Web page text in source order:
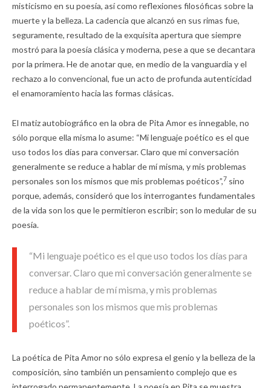
misticismo en su poesía, así como reflexiones filosóficas sobre la
muerte y la belleza. La cadencia que alcanzó en sus rimas fue,
seguramente, resultado de la exquisita apertura que siempre
mostró para la poesía clásica y moderna, pese a que se decantara
por la primera. He de anotar que, en medio de la vanguardia y el
rechazo a lo convencional, fue un acto de profunda autenticidad
el enamoramiento hacia las formas clásicas.
El matiz autobiográfico en la obra de Pita Amor es innegable, no
sólo porque ella misma lo asume: “Mi lenguaje poético es el que
uso todos los días para conversar. Claro que mi conversación
generalmente se reduce a hablar de mí misma, y mis problemas
personales son los mismos que mis problemas poéticos”,7 sino
porque, además, consideró que los interrogantes fundamentales
de la vida son los que le permitieron escribir; son lo medular de su
poesía.
“Mi lenguaje poético es el que uso todos los días para
conversar. Claro que mi conversación generalmente se
reduce a hablar de mí misma, y mis problemas
personales son los mismos que mis problemas
poéticos”.
La poética de Pita Amor no sólo expresa el genio y la belleza de la
composición, sino también un pensamiento complejo que es